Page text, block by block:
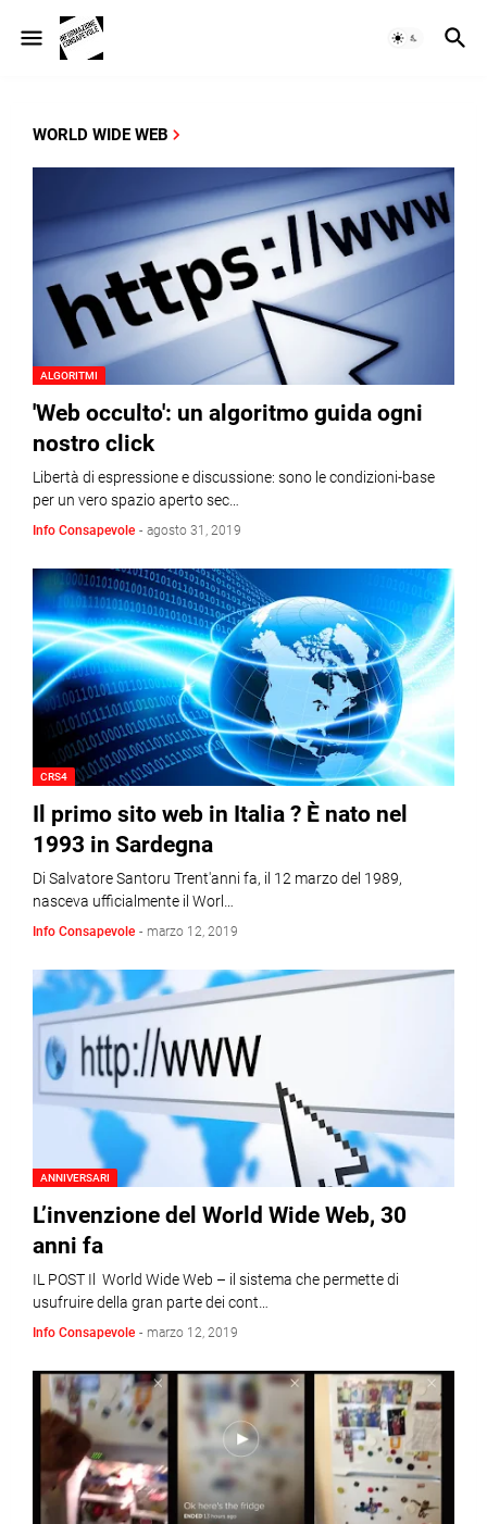
WORLD WIDE WEB
ALGORITMI
'Web occulto': un algoritmo guida ogni
nostro click
Libertà di espressione e discussione: sono le condizioni-base
per un vero spazio aperto sec…
Info Consapevole - agosto 31, 2019
CRS4
Il primo sito web in Italia ? È nato nel
1993 in Sardegna
Di Salvatore Santoru Trent'anni fa, il 12 marzo del 1989,
nasceva ufficialmente il Worl…
Info Consapevole - marzo 12, 2019
ANNIVERSARI
L’invenzione del World Wide Web, 30
anni fa
IL POST Il World Wide Web – il sistema che permette di
usufruire della gran parte dei cont…
Info Consapevole - marzo 12, 2019